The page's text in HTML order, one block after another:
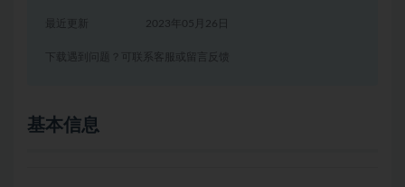
2023年05月26日
下载遇到问题？可联系客服或留言反馈
基本信息